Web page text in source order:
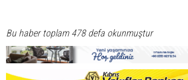
Bu haber toplam 478 defa okunmuştur